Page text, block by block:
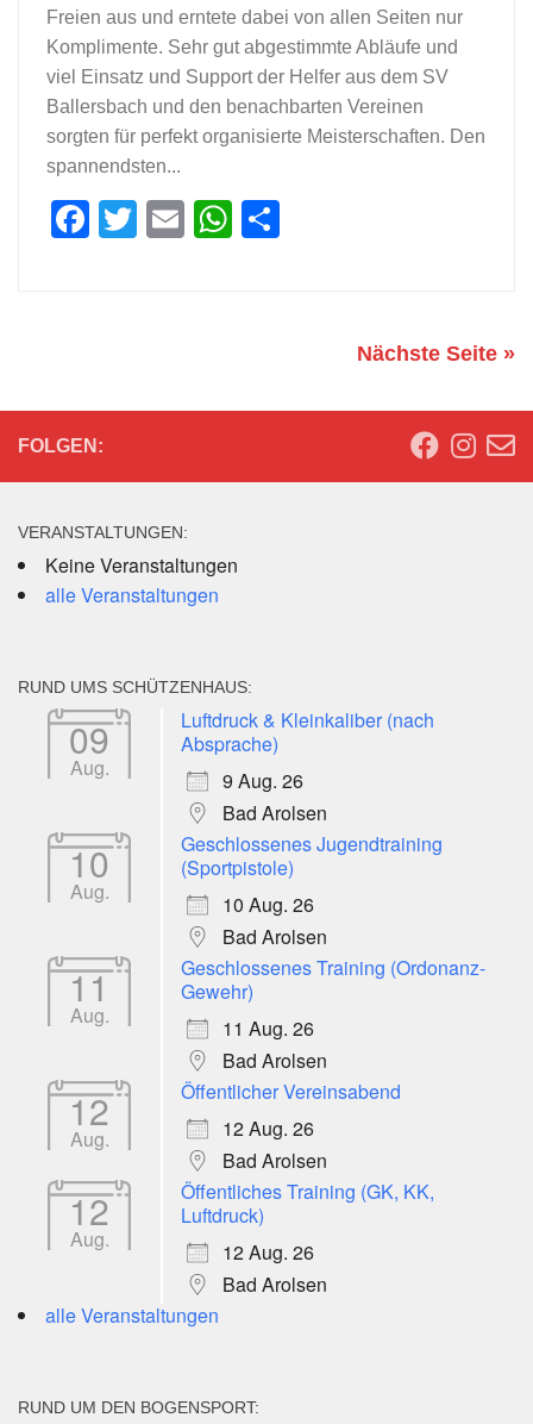
Freien aus und erntete dabei von allen Seiten nur
Komplimente. Sehr gut abgestimmte Abläufe und
viel Einsatz und Support der Helfer aus dem SV
Ballersbach und den benachbarten Vereinen
sorgten für perfekt organisierte Meisterschaften. Den
spannendsten...
Facebook
Twitter
EmailWhatsApp
Nächste Seite »
FOLGEN:
VERANSTALTUNGEN:
Keine Veranstaltungen
alle Veranstaltungen
RUND UMS SCHÜTZENHAUS:
09
Aug.
Luftdruck & Kleinkaliber (nach
Absprache)
9 Aug. 26
Bad Arolsen
10
Aug.
Geschlossenes Jugendtraining
(Sportpistole)
10 Aug. 26
Bad Arolsen
11
Aug.
Geschlossenes Training (Ordonanz-
Gewehr)
11 Aug. 26
Bad Arolsen
12
Aug.
Öffentlicher Vereinsabend
12 Aug. 26
Bad Arolsen
12
Aug.
Öffentliches Training (GK, KK,
Luftdruck)
12 Aug. 26
Bad Arolsen
alle Veranstaltungen
RUND UM DEN BOGENSPORT: